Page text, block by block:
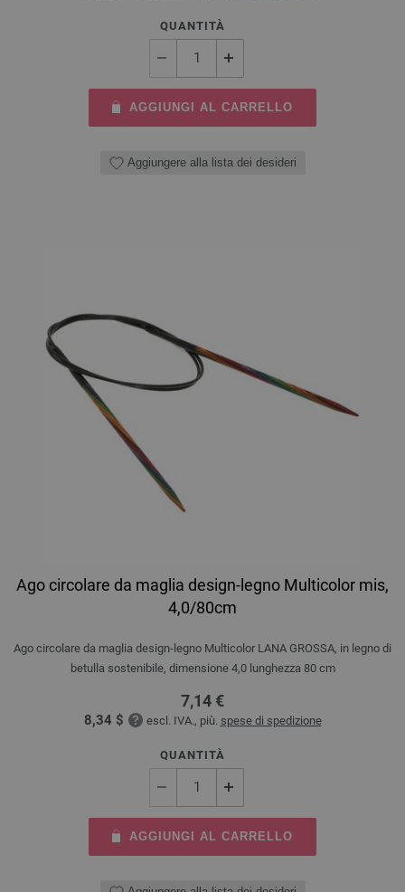
QUANTITÀ
AGGIUNGI AL CARRELLO
Aggiungere alla lista dei desideri
Ago circolare da maglia design-legno Multicolor mis,
4,0/80cm
Ago circolare da maglia design-legno Multicolor LANA GROSSA, in legno di
betulla sostenibile, dimensione 4,0 lunghezza 80 cm
7,14 €
8,34 $ escl. IVA., più. spese di spedizione
QUANTITÀ
AGGIUNGI AL CARRELLO